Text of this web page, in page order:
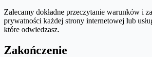
Zalecamy dokładne przeczytanie warunków i
prywatności każdej strony internetowej lub
które odwiedzasz.
Zakończenie